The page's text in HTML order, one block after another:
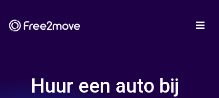
Huur een auto bij